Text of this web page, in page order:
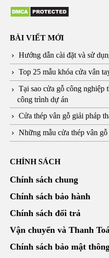
BÀI VIẾT MỚI
Hướng dẫn cài đặt và sử
Top 25 mẫu khóa cửa vân
Tại sao cửa gỗ công nghiệp
công trình dự án
Cửa thép vân gỗ giải pháp
Những mẫu cửa thép vân
CHÍNH SÁCH
Chính sách chung
Chính sách bảo hành
Chính sách đổi trả
Vận chuyển và Thanh
Chính sách bảo mật